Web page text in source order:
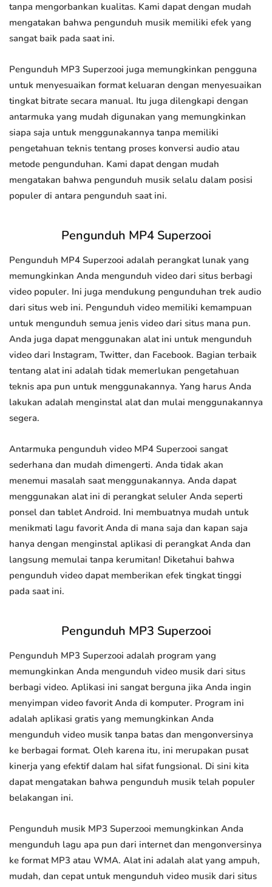
tanpa mengorbankan kualitas. Kami dapat dengan mudah
mengatakan bahwa pengunduh musik memiliki efek yang
sangat baik pada saat ini.
Pengunduh MP3 Superzooi juga memungkinkan pengguna
untuk menyesuaikan format keluaran dengan menyesuaikan
tingkat bitrate secara manual. Itu juga dilengkapi dengan
antarmuka yang mudah digunakan yang memungkinkan
siapa saja untuk menggunakannya tanpa memiliki
pengetahuan teknis tentang proses konversi audio atau
metode pengunduhan. Kami dapat dengan mudah
mengatakan bahwa pengunduh musik selalu dalam posisi
populer di antara pengunduh saat ini.
Pengunduh MP4 Superzooi
Pengunduh MP4 Superzooi adalah perangkat lunak yang
memungkinkan Anda mengunduh video dari situs berbagi
video populer. Ini juga mendukung pengunduhan trek audio
dari situs web ini. Pengunduh video memiliki kemampuan
untuk mengunduh semua jenis video dari situs mana pun.
Anda juga dapat menggunakan alat ini untuk mengunduh
video dari Instagram, Twitter, dan Facebook. Bagian terbaik
tentang alat ini adalah tidak memerlukan pengetahuan
teknis apa pun untuk menggunakannya. Yang harus Anda
lakukan adalah menginstal alat dan mulai menggunakannya
segera.
Antarmuka pengunduh video MP4 Superzooi sangat
sederhana dan mudah dimengerti. Anda tidak akan
menemui masalah saat menggunakannya. Anda dapat
menggunakan alat ini di perangkat seluler Anda seperti
ponsel dan tablet Android. Ini membuatnya mudah untuk
menikmati lagu favorit Anda di mana saja dan kapan saja
hanya dengan menginstal aplikasi di perangkat Anda dan
langsung memulai tanpa kerumitan! Diketahui bahwa
pengunduh video dapat memberikan efek tingkat tinggi
pada saat ini.
Pengunduh MP3 Superzooi
Pengunduh MP3 Superzooi adalah program yang
memungkinkan Anda mengunduh video musik dari situs
berbagi video. Aplikasi ini sangat berguna jika Anda ingin
menyimpan video favorit Anda di komputer. Program ini
adalah aplikasi gratis yang memungkinkan Anda
mengunduh video musik tanpa batas dan mengonversinya
ke berbagai format. Oleh karena itu, ini merupakan pusat
kinerja yang efektif dalam hal sifat fungsional. Di sini kita
dapat mengatakan bahwa pengunduh musik telah populer
belakangan ini.
Pengunduh musik MP3 Superzooi memungkinkan Anda
mengunduh lagu apa pun dari internet dan mengonversinya
ke format MP3 atau WMA. Alat ini adalah alat yang ampuh,
mudah, dan cepat untuk mengunduh video musik dari situs